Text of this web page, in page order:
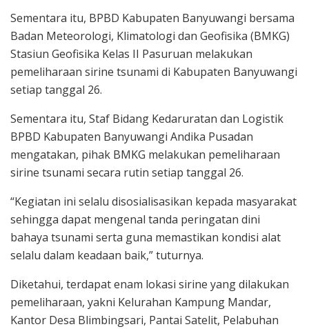
Sementara itu, BPBD Kabupaten Banyuwangi bersama
Badan Meteorologi, Klimatologi dan Geofisika (BMKG)
Stasiun Geofisika Kelas II Pasuruan melakukan
pemeliharaan sirine tsunami di Kabupaten Banyuwangi
setiap tanggal 26.
Sementara itu, Staf Bidang Kedaruratan dan Logistik
BPBD Kabupaten Banyuwangi Andika Pusadan
mengatakan, pihak BMKG melakukan pemeliharaan
sirine tsunami secara rutin setiap tanggal 26.
“Kegiatan ini selalu disosialisasikan kepada masyarakat
sehingga dapat mengenal tanda peringatan dini
bahaya tsunami serta guna memastikan kondisi alat
selalu dalam keadaan baik,” tuturnya.
Diketahui, terdapat enam lokasi sirine yang dilakukan
pemeliharaan, yakni Kelurahan Kampung Mandar,
Kantor Desa Blimbingsari, Pantai Satelit, Pelabuhan